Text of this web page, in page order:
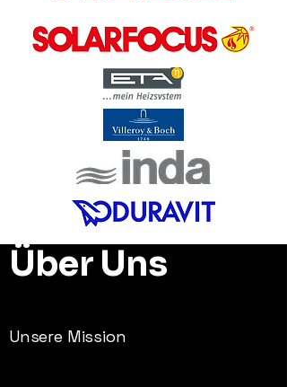
Über Uns
Unsere Mission